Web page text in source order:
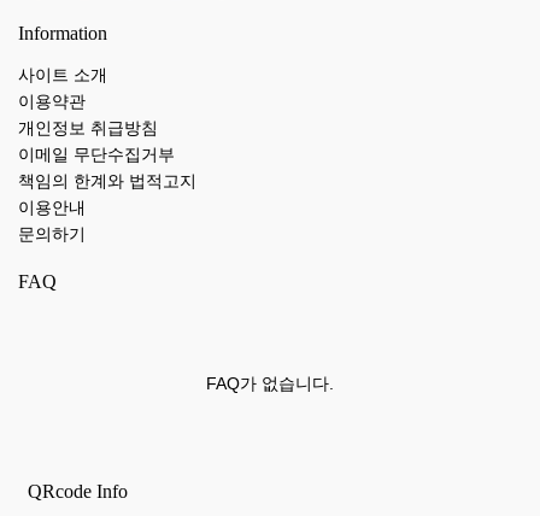
Information
사이트 소개
이용약관
개인정보 취급방침
이메일 무단수집거부
책임의 한계와 법적고지
이용안내
문의하기
FAQ
FAQ가 없습니다.
QRcode Info